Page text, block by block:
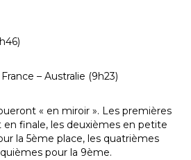
France – Australie (9h23)
« en miroir ». Les premières
en finale, les deuxièmes en petite
la 5ème place, les quatrièmes
pour la 9ème.